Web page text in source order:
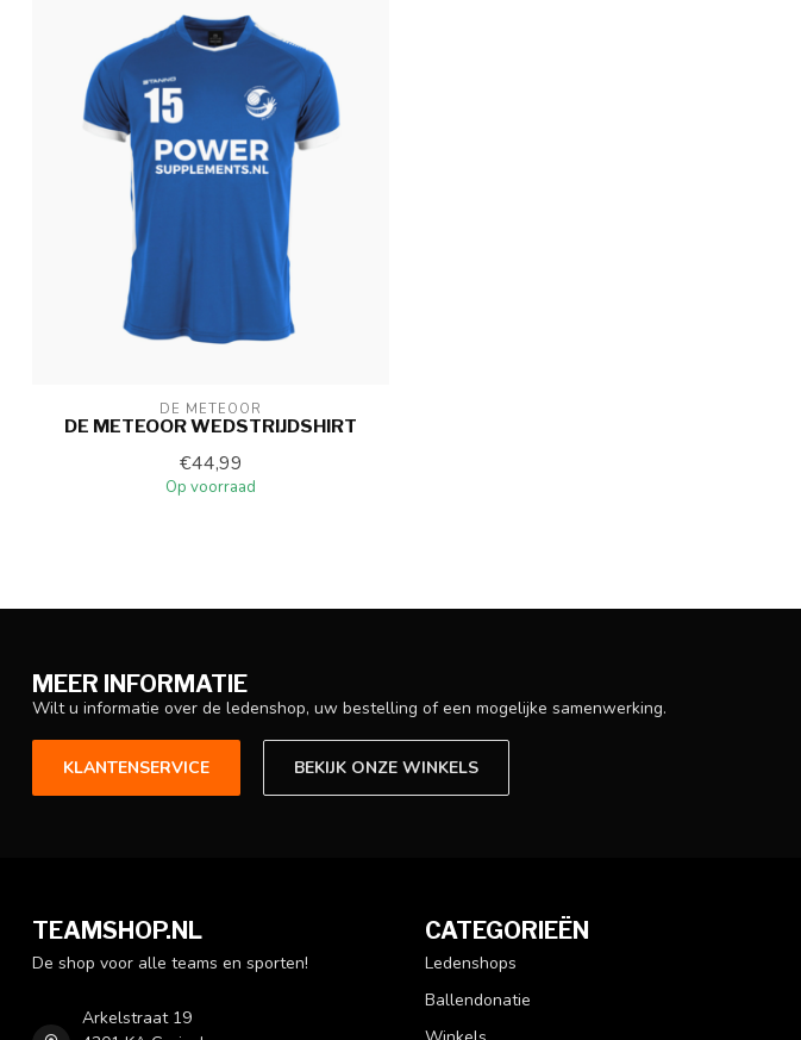
DE METEOOR
DE METEOOR WEDSTRIJDSHIRT
€44,99
Op voorraad
MEER INFORMATIE
Wilt u informatie over de ledenshop, uw bestelling of een mogelijke samenwerking.
KLANTENSERVICE BEKIJK ONZE WINKELS
TEAMSHOP.NL
De shop voor alle teams en sporten!
Arkelstraat 19
CATEGORIEËN
Ledenshops
Ballendonatie